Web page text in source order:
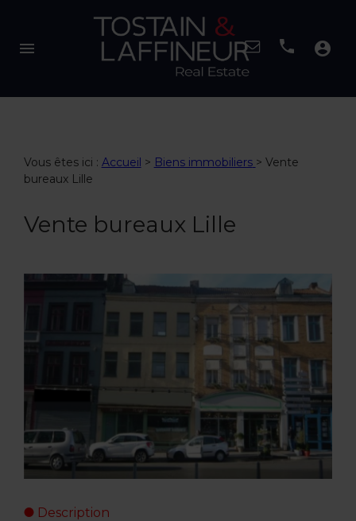
menu account_circle
Vous êtes ici : Accueil > Biens immobiliers > Vente
bureaux Lille
Vente bureaux Lille
Description